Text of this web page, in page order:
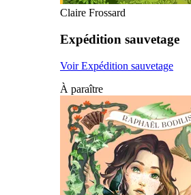
Claire Frossard
Expédition sauvetage
Voir Expédition sauvetage
À paraître